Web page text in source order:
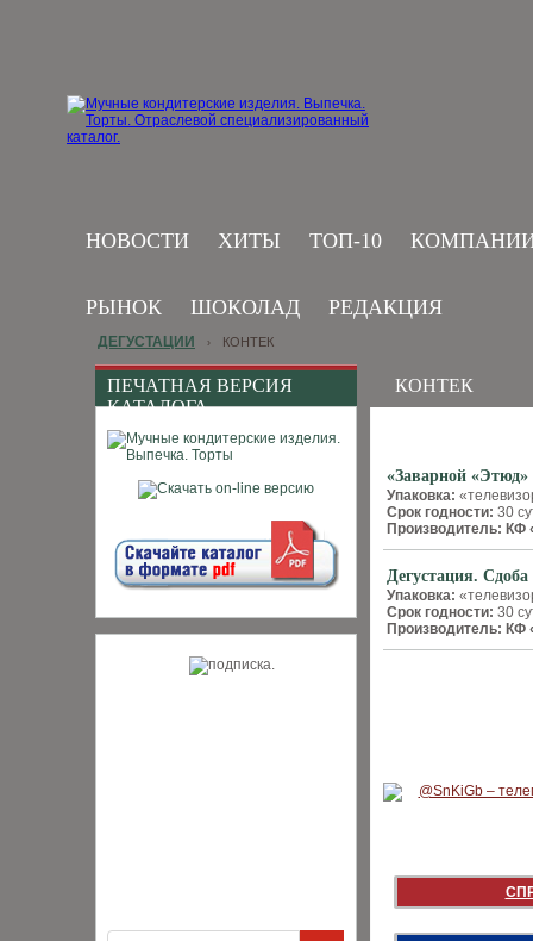
НОВОСТИ ХИТЫ ТОП-10
РЫНОК ШОКОЛАД РЕДАКЦИЯ
ПЕЧАТНАЯ ВЕРСИЯ
КАТАЛОГА
ДЕГУСТАЦИИ › КОНТЕК
КОНТЕК
«Заварной «Этюд»
Упаковка:
Срок годности: 30
Производитель: КФ
Дегустация.
Упаковка:
Срок годности: 30
Производитель: КФ